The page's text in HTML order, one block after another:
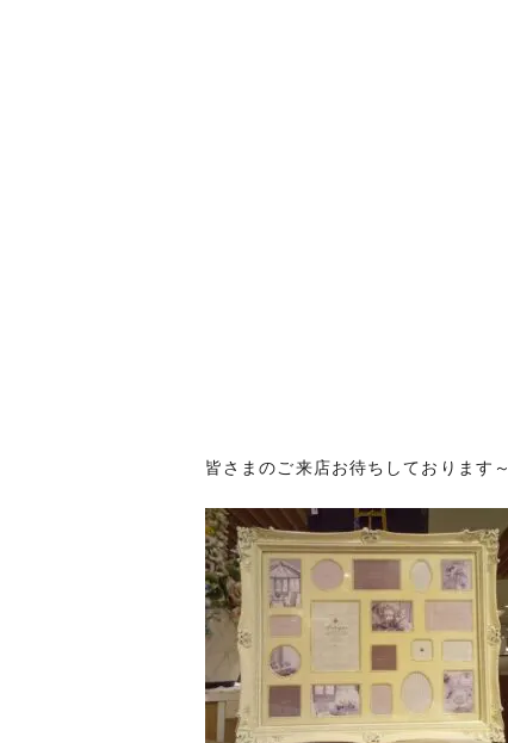
皆さまのご来店お待ちしております～